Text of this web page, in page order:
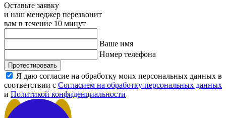
Оставьте заявку
и наш менеджер перезвонит
вам в течение 10 минут
Ваше имя
Номер телефона
Протестировать
Я даю согласие на обработку моих персональных данных в
соответствии с Согласием на обработку персональных данных
и Политикой конфиденциальности